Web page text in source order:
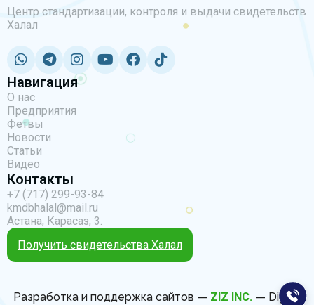
Центр стандартизации, контроля и выдачи свидетельств
Халал
Навигация
О нас
Предприятия
Фетвы
Новости
Статьи
Видео
Контакты
+7 (717) 299-93-84
kmdbhalal@mail.ru
Астана, Карасаз, 3.
Получить свидетельства Халал
Разработка и поддержка сайтов — ZIZ INC.— Digital